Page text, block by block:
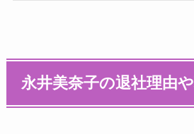
永井美奈子の退社理由